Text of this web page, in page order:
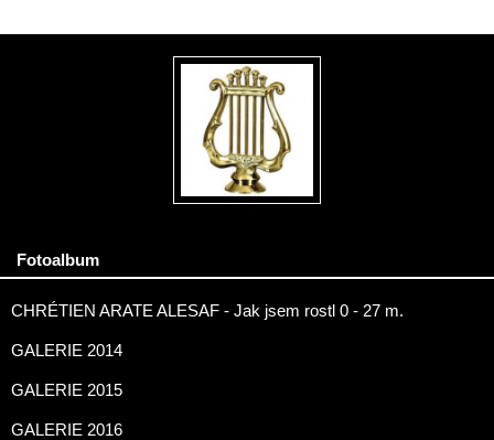
Fotoalbum
CHRÉTIEN ARATE ALESAF - Jak jsem rostl 0 - 27 m.
GALERIE 2014
GALERIE 2015
GALERIE 2016